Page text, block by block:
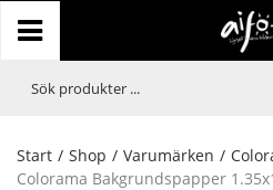
Start / Shop / Varumärken /
Colorama Bakgrundspapper